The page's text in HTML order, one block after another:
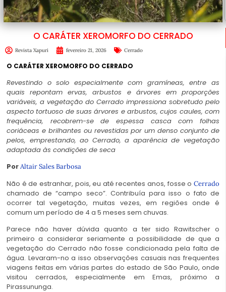
O CARÁTER XEROMORFO DO CERRADO
Revista Xapuri fevereiro 21, 2026 Cerrado
O CARÁTER XEROMORFO DO CERRADO
Revestindo o solo especialmente com gramíneas, entre as
quais repontam ervas, arbustos e árvores em proporções
variáveis, a vegetação do Cerrado impressiona sobretudo pelo
aspecto tortuoso de suas árvores e arbustos, cujos caules, com
frequência, recobrem-se de espessa casca com folhas
coriáceas e brilhantes ou revestidas por um denso conjunto de
pelos, emprestando, ao Cerrado, a aparência de vegetação
adaptada às condições de seca
PorAltair Sales Barbosa
Não é de estranhar, pois, eu até recentes anos, fosse o Cerrado
chamado de “campo seco”. Contribuía para isso o fato de
ocorrer tal vegetação, muitas vezes, em regiões onde é
comum um período de 4 a 5 meses sem chuvas.
Parece não haver dúvida quanto a ter sido Rawitscher o
primeiro a considerar seriamente a possibilidade de que a
vegetação do Cerrado não fosse condicionada pela falta de
água. Levaram-no a isso observações casuais nas frequentes
viagens feitas em várias partes do estado de São Paulo, onde
visitou cerrados, especialmente em Emas, próximo a
Pirassununga.